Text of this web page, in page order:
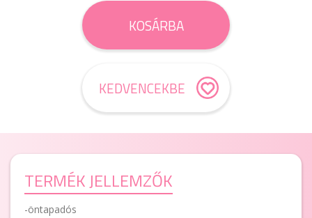
KOSÁRBA
KEDVENCEKBE
TERMÉK JELLEMZŐK
-öntapadós